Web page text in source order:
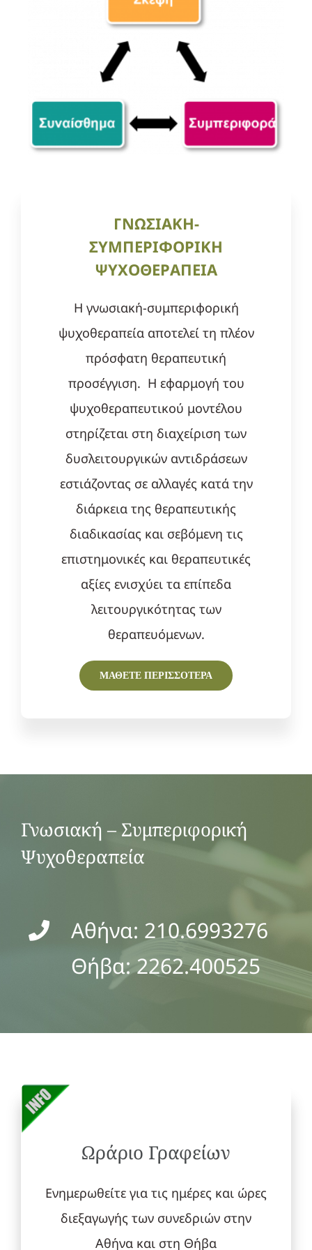
ΓΝΩΣΙΑΚΗ-
ΣΥΜΠΕΡΙΦΟΡΙΚΗ
ΨΥΧΟΘΕΡΑΠΕΙΑ
Η γνωσιακή-συμπεριφορική
ψυχοθεραπεία αποτελεί τη πλέον
πρόσφατη θεραπευτική
προσέγγιση. Η εφαρμογή του
ψυχοθεραπευτικού μοντέλου
στηρίζεται στη διαχείριση των
δυσλειτουργικών αντιδράσεων
εστιάζοντας σε αλλαγές κατά την
διάρκεια της θεραπευτικής
διαδικασίας και σεβόμενη τις
επιστημονικές και θεραπευτικές
αξίες ενισχύει τα επίπεδα
λειτουργικότητας των
θεραπευόμενων.
ΜΑΘΕΤΕ ΠΕΡΙΣΣΟΤΕΡΑ
Γνωσιακή – Συμπεριφορική
Ψυχοθεραπεία
Αθήνα: 210.6993276
Θήβα: 2262.400525
Ωράριο Γραφείων
Ενημερωθείτε για τις ημέρες και ώρες
διεξαγωγής των συνεδριών στην
Αθήνα και στη Θήβα